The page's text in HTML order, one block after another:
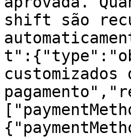
shift são
customizados